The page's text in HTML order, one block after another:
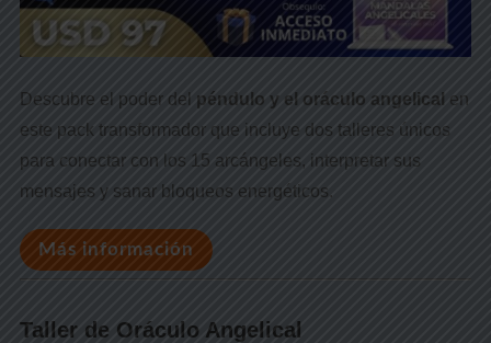
Descubre el poder del péndulo y el oráculo angelical en
este pack transformador que incluye dos talleres únicos
para conectar con los 15 arcángeles, interpretar sus
mensajes y sanar bloqueos energéticos.
Más información
Taller de Oráculo Angelical